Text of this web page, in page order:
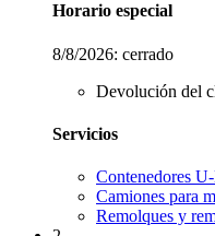
Horario especial
8/8/2026: cerrado
Devolución del
Servicios
Contenedores
Camiones para
Remolques y